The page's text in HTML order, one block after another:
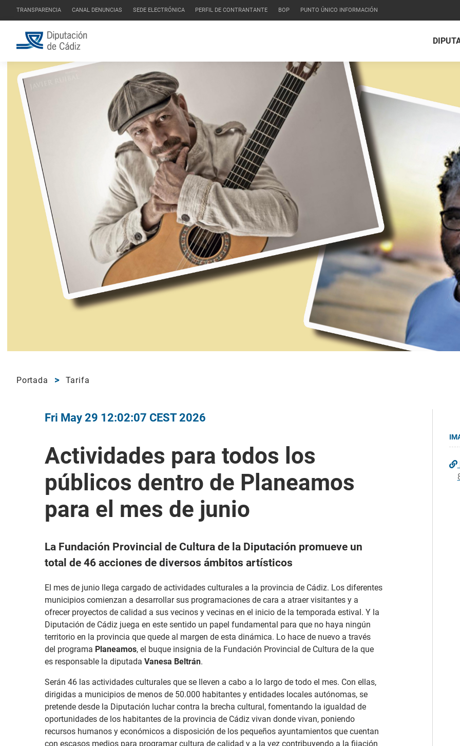
TRANSPARENCIA CANAL DENUNCIAS SEDE ELECTRÓNICA PERFIL DE CONTRANTANTE BOP PUNTO ÚNICO INFORMACIÓN
Portada Tarifa
Fri May 29 12:02:07 CEST 2026
Actividades para todos los
públicos dentro de Planeamos
para el mes de junio
La Fundación Provincial de Cultura de la Diputación promueve un
total de 46 acciones de diversos ámbitos artísticos
El mes de junio llega cargado de actividades culturales a la provincia de Cádiz. Los diferentes
municipios comienzan a desarrollar sus programaciones de cara a atraer visitantes y a
ofrecer proyectos de calidad a sus vecinos y vecinas en el inicio de la temporada estival. Y la
Diputación de Cádiz juega en este sentido un papel fundamental para que no haya ningún
territorio en la provincia que quede al margen de esta dinámica. Lo hace de nuevo a través
del programa Planeamos, el buque insignia de la Fundación Provincial de Cultura de la que
es responsable la diputada Vanesa Beltrán.
Serán 46 las actividades culturales que se lleven a cabo a lo largo de todo el mes. Con ellas,
dirigidas a municipios de menos de 50.000 habitantes y entidades locales autónomas, se
pretende desde la Diputación luchar contra la brecha cultural, fomentando la igualdad de
oportunidades de los habitantes de la provincia de Cádiz vivan donde vivan, poniendo
recursos humanos y económicos a disposición de los pequeños ayuntamientos que cuentan
con escasos medios para programar cultura de calidad y a la vez contribuyendo a la fijación